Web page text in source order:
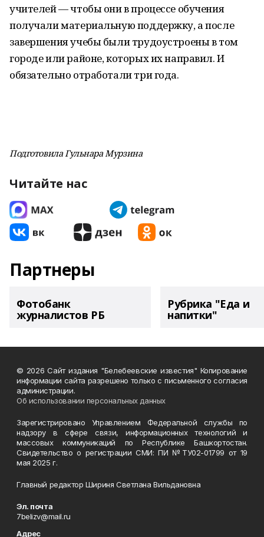
учителей — чтобы они в процессе обучения
получали материальную поддержку, а после
завершения учебы были трудоустроены в том
городе или районе, которых их направил. И
обязательно отработали три года.
Подготовила Гульнара Мурзина
Читайте нас
Партнеры
Фотобанк
журналистов РБ
Рубрика "Еда и
напитки"
© 2026 Сайт издания "Белебеевские известия" Копирование
информации сайта разрешено только с письменного согласия
администрации.
Об использовании персональных данных
Зарегистрировано Управлением Федеральной службы по
надзору в сфере связи, информационных технологий и
массовых коммуникаций по Республике Башкортостан.
Свидетельство о регистрации СМИ: ПИ №ТУ02-01799 от 19
мая 2025 г.
Главный редактор Шириня Светлана Вильдановна
Эл. почта
7belizv@mail.ru
Адрес